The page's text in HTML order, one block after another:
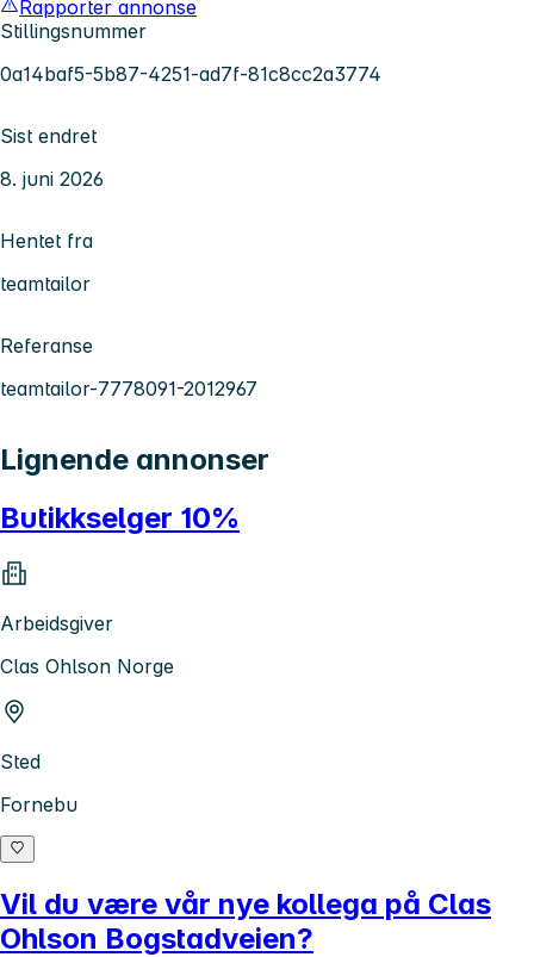
Rapporter annonse
Stillingsnummer
0a14baf5-5b87-4251-ad7f-81c8cc2a3774
Sist endret
8. juni 2026
Hentet fra
teamtailor
Referanse
teamtailor-7778091-2012967
Lignende annonser
Butikkselger 10%
Arbeidsgiver
Clas Ohlson Norge
Sted
Fornebu
Vil du være vår nye kollega på Clas
Ohlson Bogstadveien?